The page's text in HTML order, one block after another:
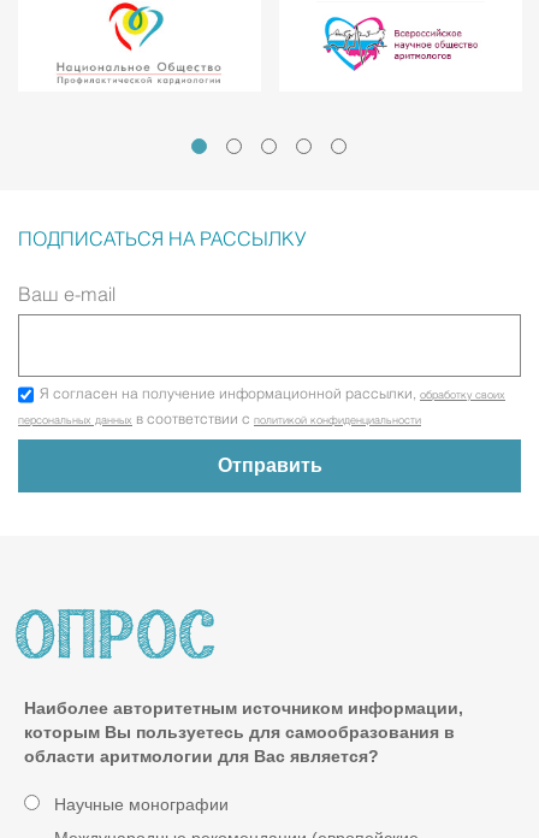
ПОДПИСАТЬСЯ НА РАССЫЛКУ
Ваш e-mail
Я согласен на получение информационной рассылки, обработку своих
персональных данных в соответствии с политикой конфиденциальности
Наиболее авторитетным источником информации,
которым Вы пользуетесь для самообразования в
области аритмологии для Вас является?
Научные монографии